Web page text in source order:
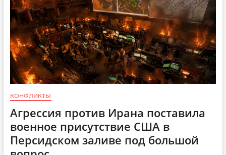
КОНФЛИКТЫ
Агрессия против Ирана поставила
военное присутствие США в
Персидском заливе под большой